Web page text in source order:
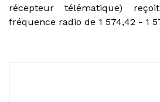
récepteur télématique)
fréquence radio de 1 574,42 - 1